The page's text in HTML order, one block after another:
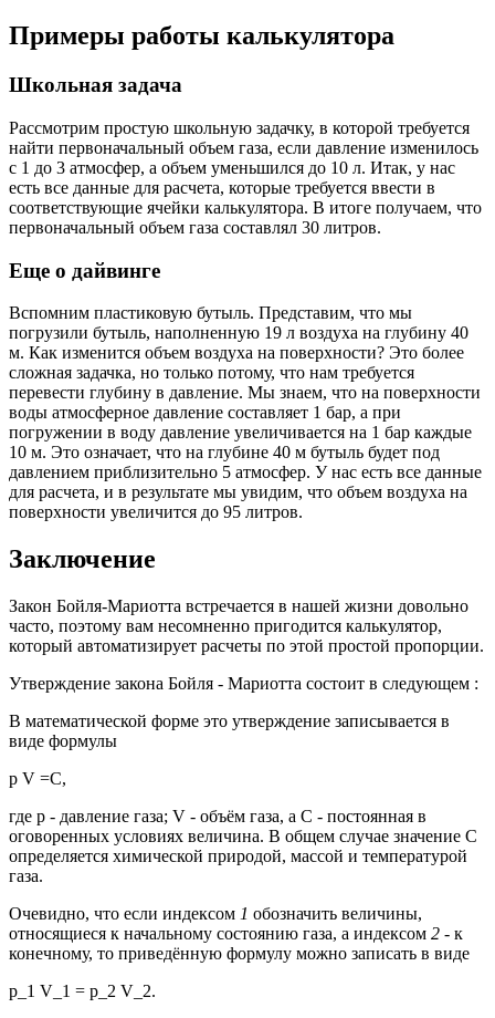
Примеры работы калькулятора
Школьная задача
Рассмотрим простую школьную задачку, в которой требуется
найти первоначальный объем газа, если давление изменилось
с 1 до 3 атмосфер, а объем уменьшился до 10 л. Итак, у нас
есть все данные для расчета, которые требуется ввести в
соответствующие ячейки калькулятора. В итоге получаем, что
первоначальный объем газа составлял 30 литров.
Еще о дайвинге
Вспомним пластиковую бутыль. Представим, что мы
погрузили бутыль, наполненную 19 л воздуха на глубину 40
м. Как изменится объем воздуха на поверхности? Это более
сложная задачка, но только потому, что нам требуется
перевести глубину в давление. Мы знаем, что на поверхности
воды атмосферное давление составляет 1 бар, а при
погружении в воду давление увеличивается на 1 бар каждые
10 м. Это означает, что на глубине 40 м бутыль будет под
давлением приблизительно 5 атмосфер. У нас есть все данные
для расчета, и в результате мы увидим, что объем воздуха на
поверхности увеличится до 95 литров.
Заключение
Закон Бойля-Мариотта встречается в нашей жизни довольно
часто, поэтому вам несомненно пригодится калькулятор,
который автоматизирует расчеты по этой простой пропорции.
Утверждение закона Бойля - Мариотта состоит в следующем :
В математической форме это утверждение записывается в
виде формулы
p V =C,
где p - давление газа; V - объём газа, а C - постоянная в
оговоренных условиях величина. В общем случае значение C
определяется химической природой, массой и температурой
газа.
Очевидно, что если индексом 1 обозначить величины,
относящиеся к начальному состоянию газа, а индексом 2 - к
конечному, то приведённую формулу можно записать в виде
p_1 V_1 = p_2 V_2.